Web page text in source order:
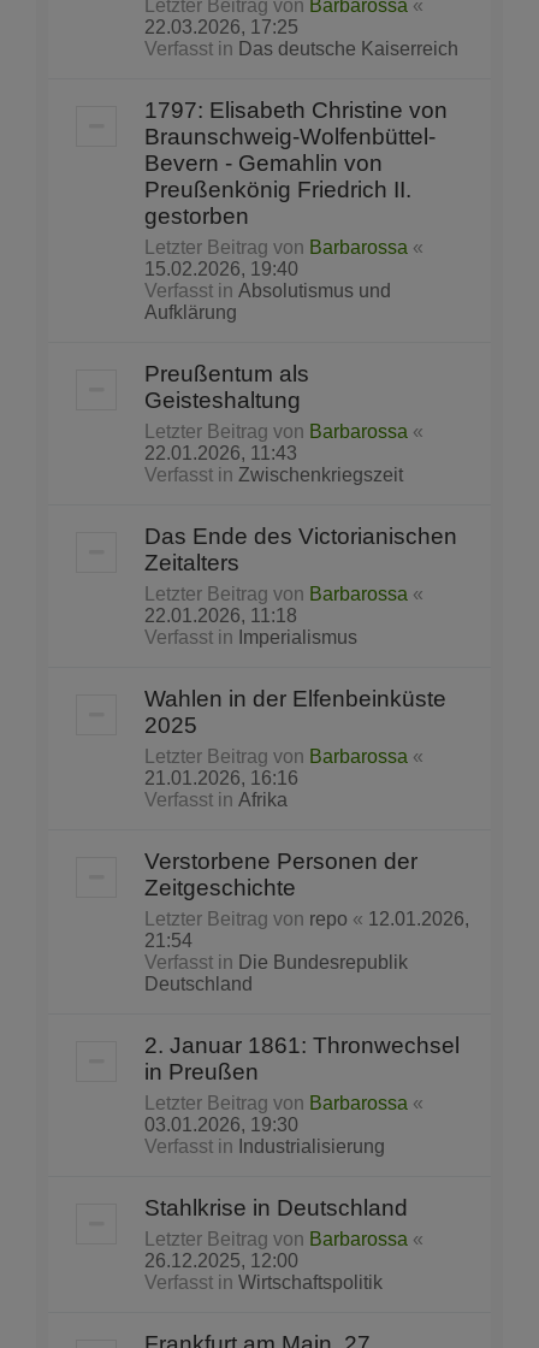
Letzter Beitrag von Barbarossa «
22.03.2026, 17:25
Verfasst in Das deutsche Kaiserreich
1797: Elisabeth Christine von
Braunschweig-Wolfenbüttel-
Bevern - Gemahlin von
Preußenkönig Friedrich II.
gestorben
Letzter Beitrag von Barbarossa «
15.02.2026, 19:40
Verfasst in Absolutismus und
Aufklärung
Preußentum als
Geisteshaltung
Letzter Beitrag von Barbarossa «
22.01.2026, 11:43
Verfasst in Zwischenkriegszeit
Das Ende des Victorianischen
Zeitalters
Letzter Beitrag von Barbarossa «
22.01.2026, 11:18
Verfasst in Imperialismus
Wahlen in der Elfenbeinküste
2025
Letzter Beitrag von Barbarossa «
21.01.2026, 16:16
Verfasst in Afrika
Verstorbene Personen der
Zeitgeschichte
Letzter Beitrag von repo « 12.01.2026,
21:54
Verfasst in Die Bundesrepublik
Deutschland
2. Januar 1861: Thronwechsel
in Preußen
Letzter Beitrag von Barbarossa «
03.01.2026, 19:30
Verfasst in Industrialisierung
Stahlkrise in Deutschland
Letzter Beitrag von Barbarossa «
26.12.2025, 12:00
Verfasst in Wirtschaftspolitik